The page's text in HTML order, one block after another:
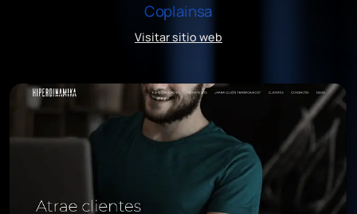
Coplainsa
Visitar sitio web